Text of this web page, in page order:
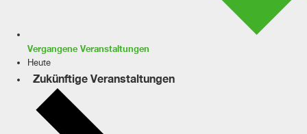
Vergangene Veranstaltungen
Heute
Zukünftige Veranstaltungen